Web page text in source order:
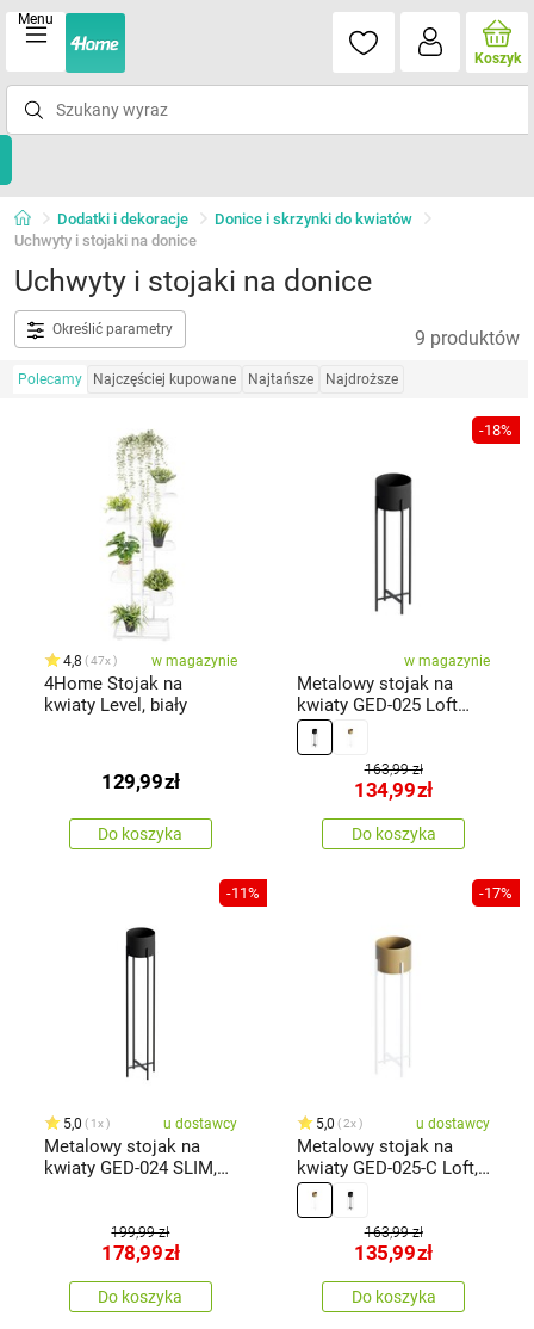
Menu
Koszyk
Dodatki i dekoracje
Donice i skrzynki do kwiatów
Uchwyty i stojaki na donice
Uchwyty i stojaki na donice
Określić parametry 9 produktów
Polecamy Najczęściej kupowane Najtańsze Najdroższe
4,8 47x w magazynie
4Home Stojak na
kwiaty Level, biały
129,99zł
Do koszyka
-18%
w magazynie
Metalowy stojak na
kwiaty GED-025 Loft
czarny
163,99 zł
134,99zł
Do koszyka
-11%
5,0 1x u dostawcy
Metalowy stojak na
kwiaty GED-024 SLIM,
199,99 zł
178,99zł
Do koszyka
-17%
5,0 2x u dostawcy
Metalowy stojak na
kwiaty GED-025-C Loft,
biały/złoty
163,99 zł
135,99zł
Do koszyka